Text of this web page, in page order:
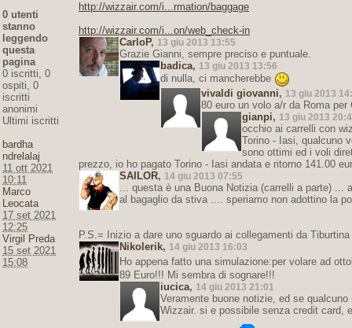
0 utenti
stanno
leggendo
questa
pagina
0 iscritti, 0
ospiti, 0
iscritti
anonimi
Ultimi iscritti
bardha
ndrelalaj
11 ott 2021
10:11
Marco
Leocata
17 set 2021
12:25
Virgil Preda
15 set 2021
15:08
http://wizzair.com/i...rmation/baggage
http://wizzair.com/i...on/web_check-in
CarloP, 13 giu 2013 13:55
Grazie Gianni, sempre preciso e puntuale.
badica, 13 giu 2013 13:56
di nulla, ci mancherebbe
vivaldi giovanni, 13 giu 2013
80 euro un volo a/r da Roma
gianpi, 13 giu 2013
occhio ai carrelli con
Torino - Iasi, qualcuno
sono ottimi ed i voli
prezzo, io ho pagato Torino - Iasi andata e ritorno 141.00
SAILOR, 14 giu 2013 07:55
... questa è una Buona Notizia (carrelli a parte)
al bagaglio da stiva .... speriamo non adottino la
P.S.= Inizio a dare uno sguardo ai collegamenti da
Nikolerik, 14 giu 2013 16:03
Ho appena fatto una simulazione:per volare ad
89 Euro!!! Mi sembra di sognare!!!
iucica, 14 giu 2013 21:01
Veramente buone notizie, ed se
Wizzair. si e possibile senza credit